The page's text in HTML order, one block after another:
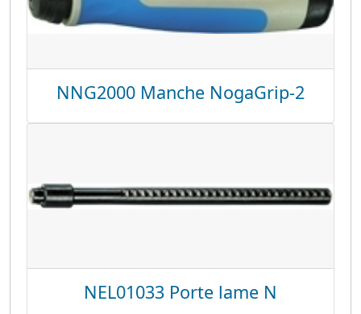
NNG2000 Manche NogaGrip-2
NEL01033 Porte lame N